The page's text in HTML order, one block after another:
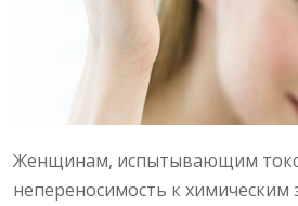
Женщинам, испытывающим
непереносимость к химическим